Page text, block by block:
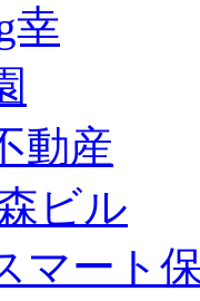
幸
動産
ビル
マート